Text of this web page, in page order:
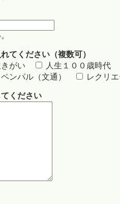
てください（複数可）
がい 人生１００歳時代
ペンパル（文通） レクリ
ください